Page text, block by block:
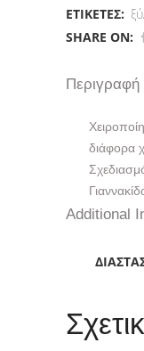
ΕΤΙΚΈΤΕΣ:
SHARE ON:
Περιγραφή
διάφορα
Additional